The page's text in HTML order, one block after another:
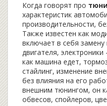
Когда говорят про
характеристик
производительности,
Также известен как
включает в себя
двигателя,
как машина едет,
стайлинг, изменение
без влияния на его
внешним тюнингом, он
обвесов, спойлеров,